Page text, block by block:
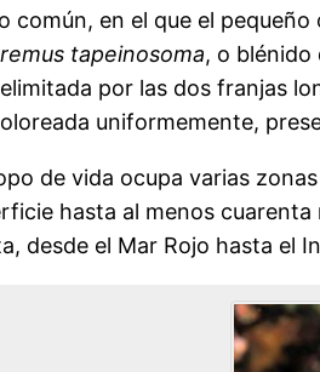
común, en el que el
tapeinosoma, o blénido
por las dos franjas
uniformemente,
de vida ocupa varias
hasta al menos
desde el Mar Rojo hasta el